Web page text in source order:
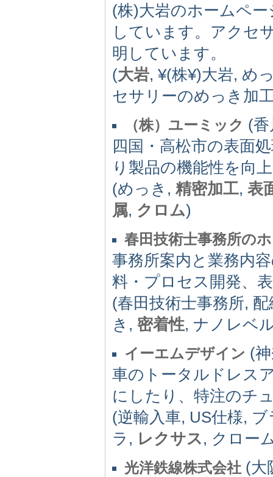
(株)大岩のホームペ
しています。アクセ
明しています。
(大岩, ¥(株¥)大岩, め
セサリーのめっき加
（株）ユーミック (
四国・高松市の表面
り製品の機能性を向
(めっき, 精密加工, 表
属, クロム)
春田技術士事務所の
事務所案内と業務内
料・プロセス開発、
(春田技術士事務所,
き,密着性, ナノレベ
イーエムデザイン (
車のトータルドレス
にしたり、特注のチ
(逆輸入車, US仕様,
ラ, レクサス, クロー
光洋鉄線株式会社 (大